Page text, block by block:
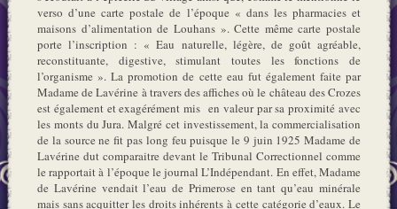
verso d’une carte postale de l’époque « dans les pharmacies et
maisons d’alimentation de Louhans ». Cette même carte postale
porte l’inscription : « Eau naturelle, légère, de goût agréable,
reconstituante, digestive, stimulant toutes les fonctions de
l’organisme ». La promotion de cette eau fut également faite par
Madame de Lavérine à travers des affiches où le château des Crozes
est également et exagérément mis en valeur par sa proximité avec
les monts du Jura. Malgré cet investissement, la commercialisation
de la source ne fit pas long feu puisque le 9 juin 1925 Madame de
Lavérine dut comparaitre devant le Tribunal Correctionnel comme
le rapportait à l’époque le journal L’Indépendant. En effet, Madame
de Lavérine vendait l’eau de Primerose en tant qu’eau minérale
mais sans acquitter les droits inhérents à cette catégorie d’eaux. Le